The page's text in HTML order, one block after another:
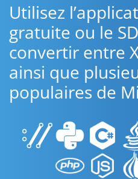
Utilisez
gratuite ou le
convertir entre
ainsi que
populaires de